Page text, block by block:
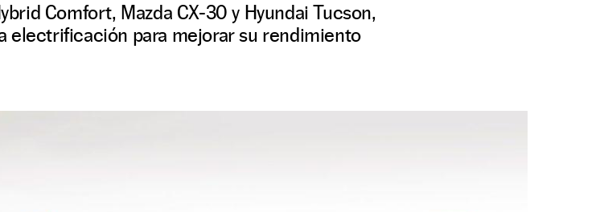
Comfort, Mazda CX-30 y Hyundai Tucson,
electrificación para mejorar su rendimiento